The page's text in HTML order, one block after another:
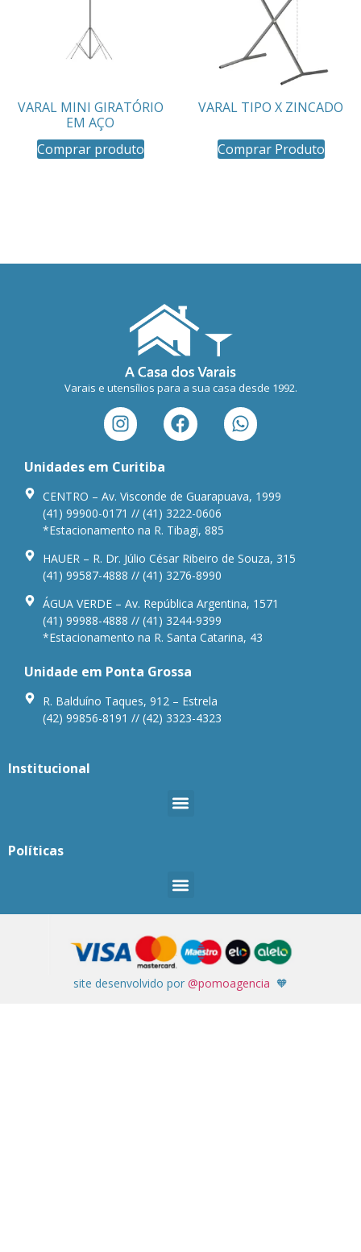
VARAL MINI GIRATÓRIO
EM AÇO
Comprar produto
VARAL TIPO X ZINCADO
Comprar Produto
Varais e utensílios para a sua casa desde 1992.
Unidades em Curitiba
CENTRO – Av. Visconde de Guarapuava, 1999
(41) 99900-0171 // (41) 3222-0606
*Estacionamento na R. Tibagi, 885
HAUER – R. Dr. Júlio César Ribeiro de Souza, 315
(41) 99587-4888 // (41) 3276-8990
ÁGUA VERDE – Av. República Argentina, 1571
(41) 99988-4888 // (41) 3244-9399
*Estacionamento na R. Santa Catarina, 43
Unidade em Ponta Grossa
R. Balduíno Taques, 912 – Estrela
(42) 99856-8191 // (42) 3323-4323
Institucional
Políticas
site desenvolvido por @pomoagencia 🧡